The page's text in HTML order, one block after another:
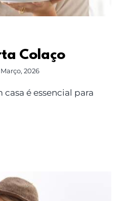
Colaço
2026
casa é essencial para